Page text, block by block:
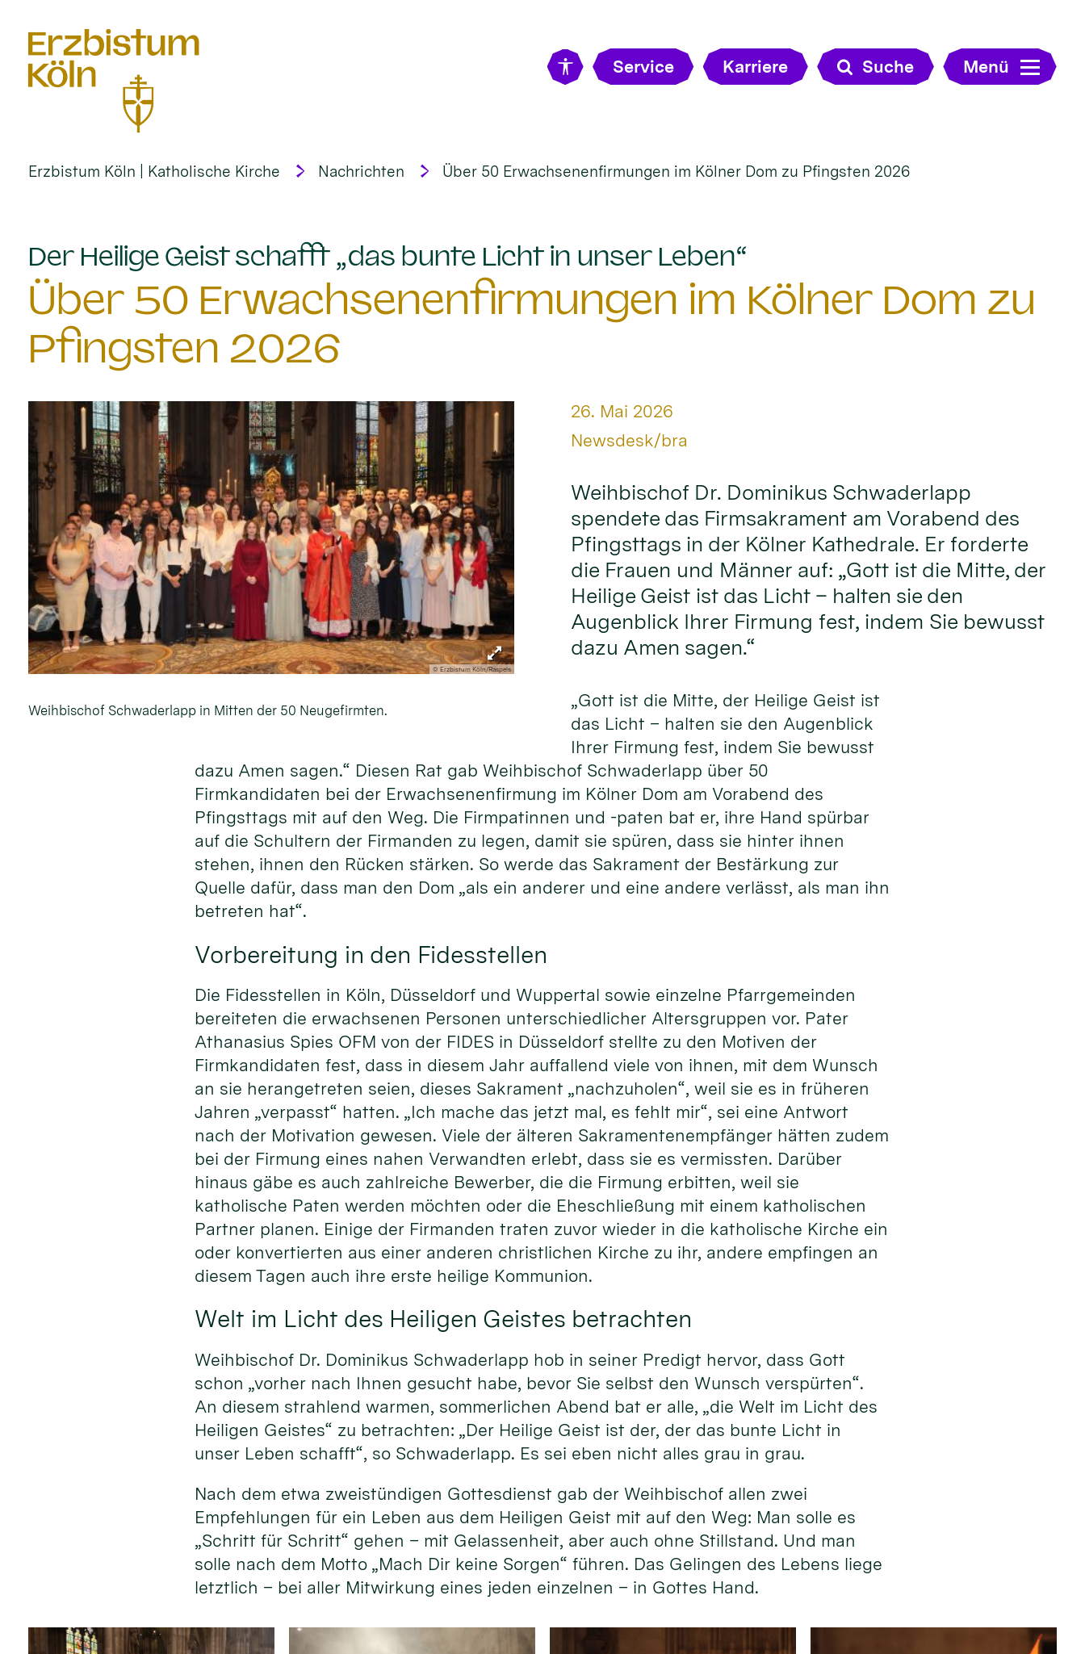
Service Karriere Suche Menü
Erzbistum Köln | Katholische Kirche Nachrichten Über 50 Erwachsenenfirmungen im Kölner Dom zu Pfingsten 2026
Der Heilige Geist schafft „das bunte Licht in unser Leben“
Über 50 Erwachsenenfirmungen im Kölner Dom zu
Pfingsten 2026
© Erzbistum Köln/Raspels
Weihbischof Schwaderlapp in Mitten der 50 Neugefirmten.
Datum:
26. Mai 2026
Von:
Newsdesk/bra
Weihbischof Dr. Dominikus Schwaderlapp
spendete das Firmsakrament am Vorabend des
Pfingsttags in der Kölner Kathedrale. Er forderte
die Frauen und Männer auf: „Gott ist die Mitte, der
Heilige Geist ist das Licht – halten sie den
Augenblick Ihrer Firmung fest, indem Sie bewusst
dazu Amen sagen.“
„Gott ist die Mitte, der Heilige Geist ist
das Licht – halten sie den Augenblick
Ihrer Firmung fest, indem Sie bewusst
dazu Amen sagen.“ Diesen Rat gab Weihbischof Schwaderlapp über 50
Firmkandidaten bei der Erwachsenenfirmung im Kölner Dom am Vorabend des
Pfingsttags mit auf den Weg. Die Firmpatinnen und -paten bat er, ihre Hand spürbar
auf die Schultern der Firmanden zu legen, damit sie spüren, dass sie hinter ihnen
stehen, ihnen den Rücken stärken. So werde das Sakrament der Bestärkung zur
Quelle dafür, dass man den Dom „als ein anderer und eine andere verlässt, als man ihn
betreten hat“.
Vorbereitung in den Fidesstellen
Die Fidesstellen in Köln, Düsseldorf und Wuppertal sowie einzelne Pfarrgemeinden
bereiteten die erwachsenen Personen unterschiedlicher Altersgruppen vor. Pater
Athanasius Spies OFM von der FIDES in Düsseldorf stellte zu den Motiven der
Firmkandidaten fest, dass in diesem Jahr auffallend viele von ihnen, mit dem Wunsch
an sie herangetreten seien, dieses Sakrament „nachzuholen“, weil sie es in früheren
Jahren „verpasst“ hatten. „Ich mache das jetzt mal, es fehlt mir“, sei eine Antwort
nach der Motivation gewesen. Viele der älteren Sakramentenempfänger hätten zudem
bei der Firmung eines nahen Verwandten erlebt, dass sie es vermissten. Darüber
hinaus gäbe es auch zahlreiche Bewerber, die die Firmung erbitten, weil sie
katholische Paten werden möchten oder die Eheschließung mit einem katholischen
Partner planen. Einige der Firmanden traten zuvor wieder in die katholische Kirche ein
oder konvertierten aus einer anderen christlichen Kirche zu ihr, andere empfingen an
diesem Tagen auch ihre erste heilige Kommunion.
Welt im Licht des Heiligen Geistes betrachten
Weihbischof Dr. Dominikus Schwaderlapp hob in seiner Predigt hervor, dass Gott
schon „vorher nach Ihnen gesucht habe, bevor Sie selbst den Wunsch verspürten“.
An diesem strahlend warmen, sommerlichen Abend bat er alle, „die Welt im Licht des
Heiligen Geistes“ zu betrachten: „Der Heilige Geist ist der, der das bunte Licht in
unser Leben schafft“, so Schwaderlapp. Es sei eben nicht alles grau in grau.
Nach dem etwa zweistündigen Gottesdienst gab der Weihbischof allen zwei
Empfehlungen für ein Leben aus dem Heiligen Geist mit auf den Weg: Man solle es
„Schritt für Schritt“ gehen – mit Gelassenheit, aber auch ohne Stillstand. Und man
solle nach dem Motto „Mach Dir keine Sorgen“ führen. Das Gelingen des Lebens liege
letztlich – bei aller Mitwirkung eines jeden einzelnen – in Gottes Hand.